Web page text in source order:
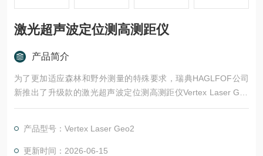
激光超声波定位测高测距仪
产品简介
为了更加适应森林和野外测量的特殊要求，瑞典HAGLFOF公司
新推出了升级款的激光超声波定位测高测距仪Vertex Laser Geo
2，该仪器是一款集激光与超声波技术于一体的手持式高精度远程
性，为用户提供丰富多样的测量功能和应用可能。
产品型号：Vertex Laser Geo2
更新时间：2026-06-15